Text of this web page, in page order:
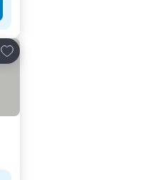
Toevoegen aan favorieten